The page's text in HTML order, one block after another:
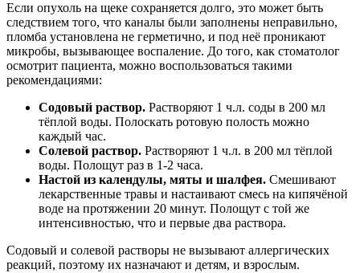
Если опухоль на щеке сохраняется долго, это может быть
следствием того, что каналы были заполнены неправильно,
пломба установлена не герметично, и под неё проникают
микробы, вызывающее воспаление. До того, как стоматолог
осмотрит пациента, можно воспользоваться такими
рекомендациями:
Содовый раствор. Растворяют 1 ч.л. соды в 200 мл
тёплой воды. Полоскать ротовую полость можно
каждый час.
Солевой раствор. Растворяют 1 ч.л. в 200 мл тёплой
воды. Полощут раз в 1-2 часа.
Настой из календулы, мяты и шалфея. Смешивают
лекарственные травы и настаивают смесь на кипячёной
воде на протяжении 20 минут. Полощут с той же
интенсивностью, что и первые два раствора.
Содовый и солевой растворы не вызывают аллергических
реакций, поэтому их назначают и детям, и взрослым.